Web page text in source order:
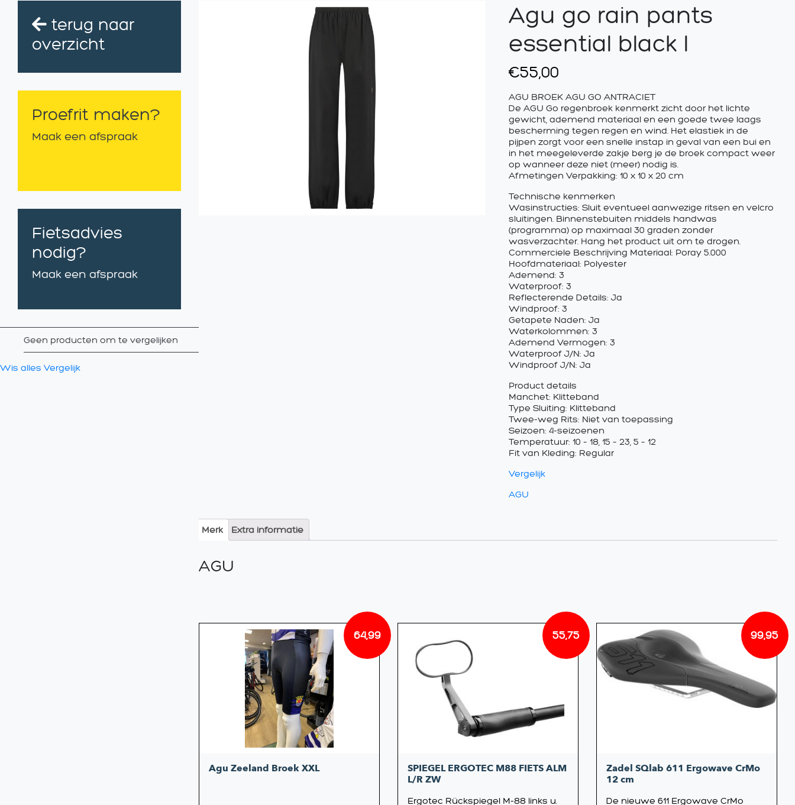
terug naar
overzicht
Proefrit maken?
Maak een afspraak
Fietsadvies
nodig?
Maak een afspraak
Geen producten om te vergelijken
Wis alles Vergelijk
Agu go rain pants
essential black l
€55,00
AGU BROEK AGU GO ANTRACIET
De AGU Go regenbroek kenmerkt zicht door het lichte
gewicht, ademend materiaal en een goede twee laags
bescherming tegen regen en wind. Het elastiek in de
pijpen zorgt voor een snelle instap in geval van een bui en
in het meegeleverde zakje berg je de broek compact weer
op wanneer deze niet (meer) nodig is.
Afmetingen Verpakking: 10 x 10 x 20 cm
Technische kenmerken
Wasinstructies: Sluit eventueel aanwezige ritsen en velcro
sluitingen. Binnenstebuiten middels handwas
(programma) op maximaal 30 graden zonder
wasverzachter. Hang het product uit om te drogen.
Commerciele Beschrijving Materiaal: Poray 5.000
Hoofdmateriaal: Polyester
Ademend: 3
Waterproof: 3
Reflecterende Details: Ja
Windproof: 3
Getapete Naden: Ja
Waterkolommen: 3
Ademend Vermogen: 3
Waterproof J/N: Ja
Windproof J/N: Ja
Product details
Manchet: Klitteband
Type Sluiting: Klitteband
Twee-weg Rits: Niet van toepassing
Seizoen: 4-seizoenen
Temperatuur: 10 – 18, 15 – 23, 5 – 12
Fit van Kleding: Regular
Vergelijk
AGU
Merk Extra informatie
AGU
Agu Zeeland Broek XXL
64,99
SPIEGEL ERGOTEC M88 FIETS ALM
L/R ZW
55,75
Ergotec Rückspiegel M-88 links u.
Zadel SQlab 611 Ergowave CrMo
12 cm
99,95
De nieuwe 611 Ergowave CrMo